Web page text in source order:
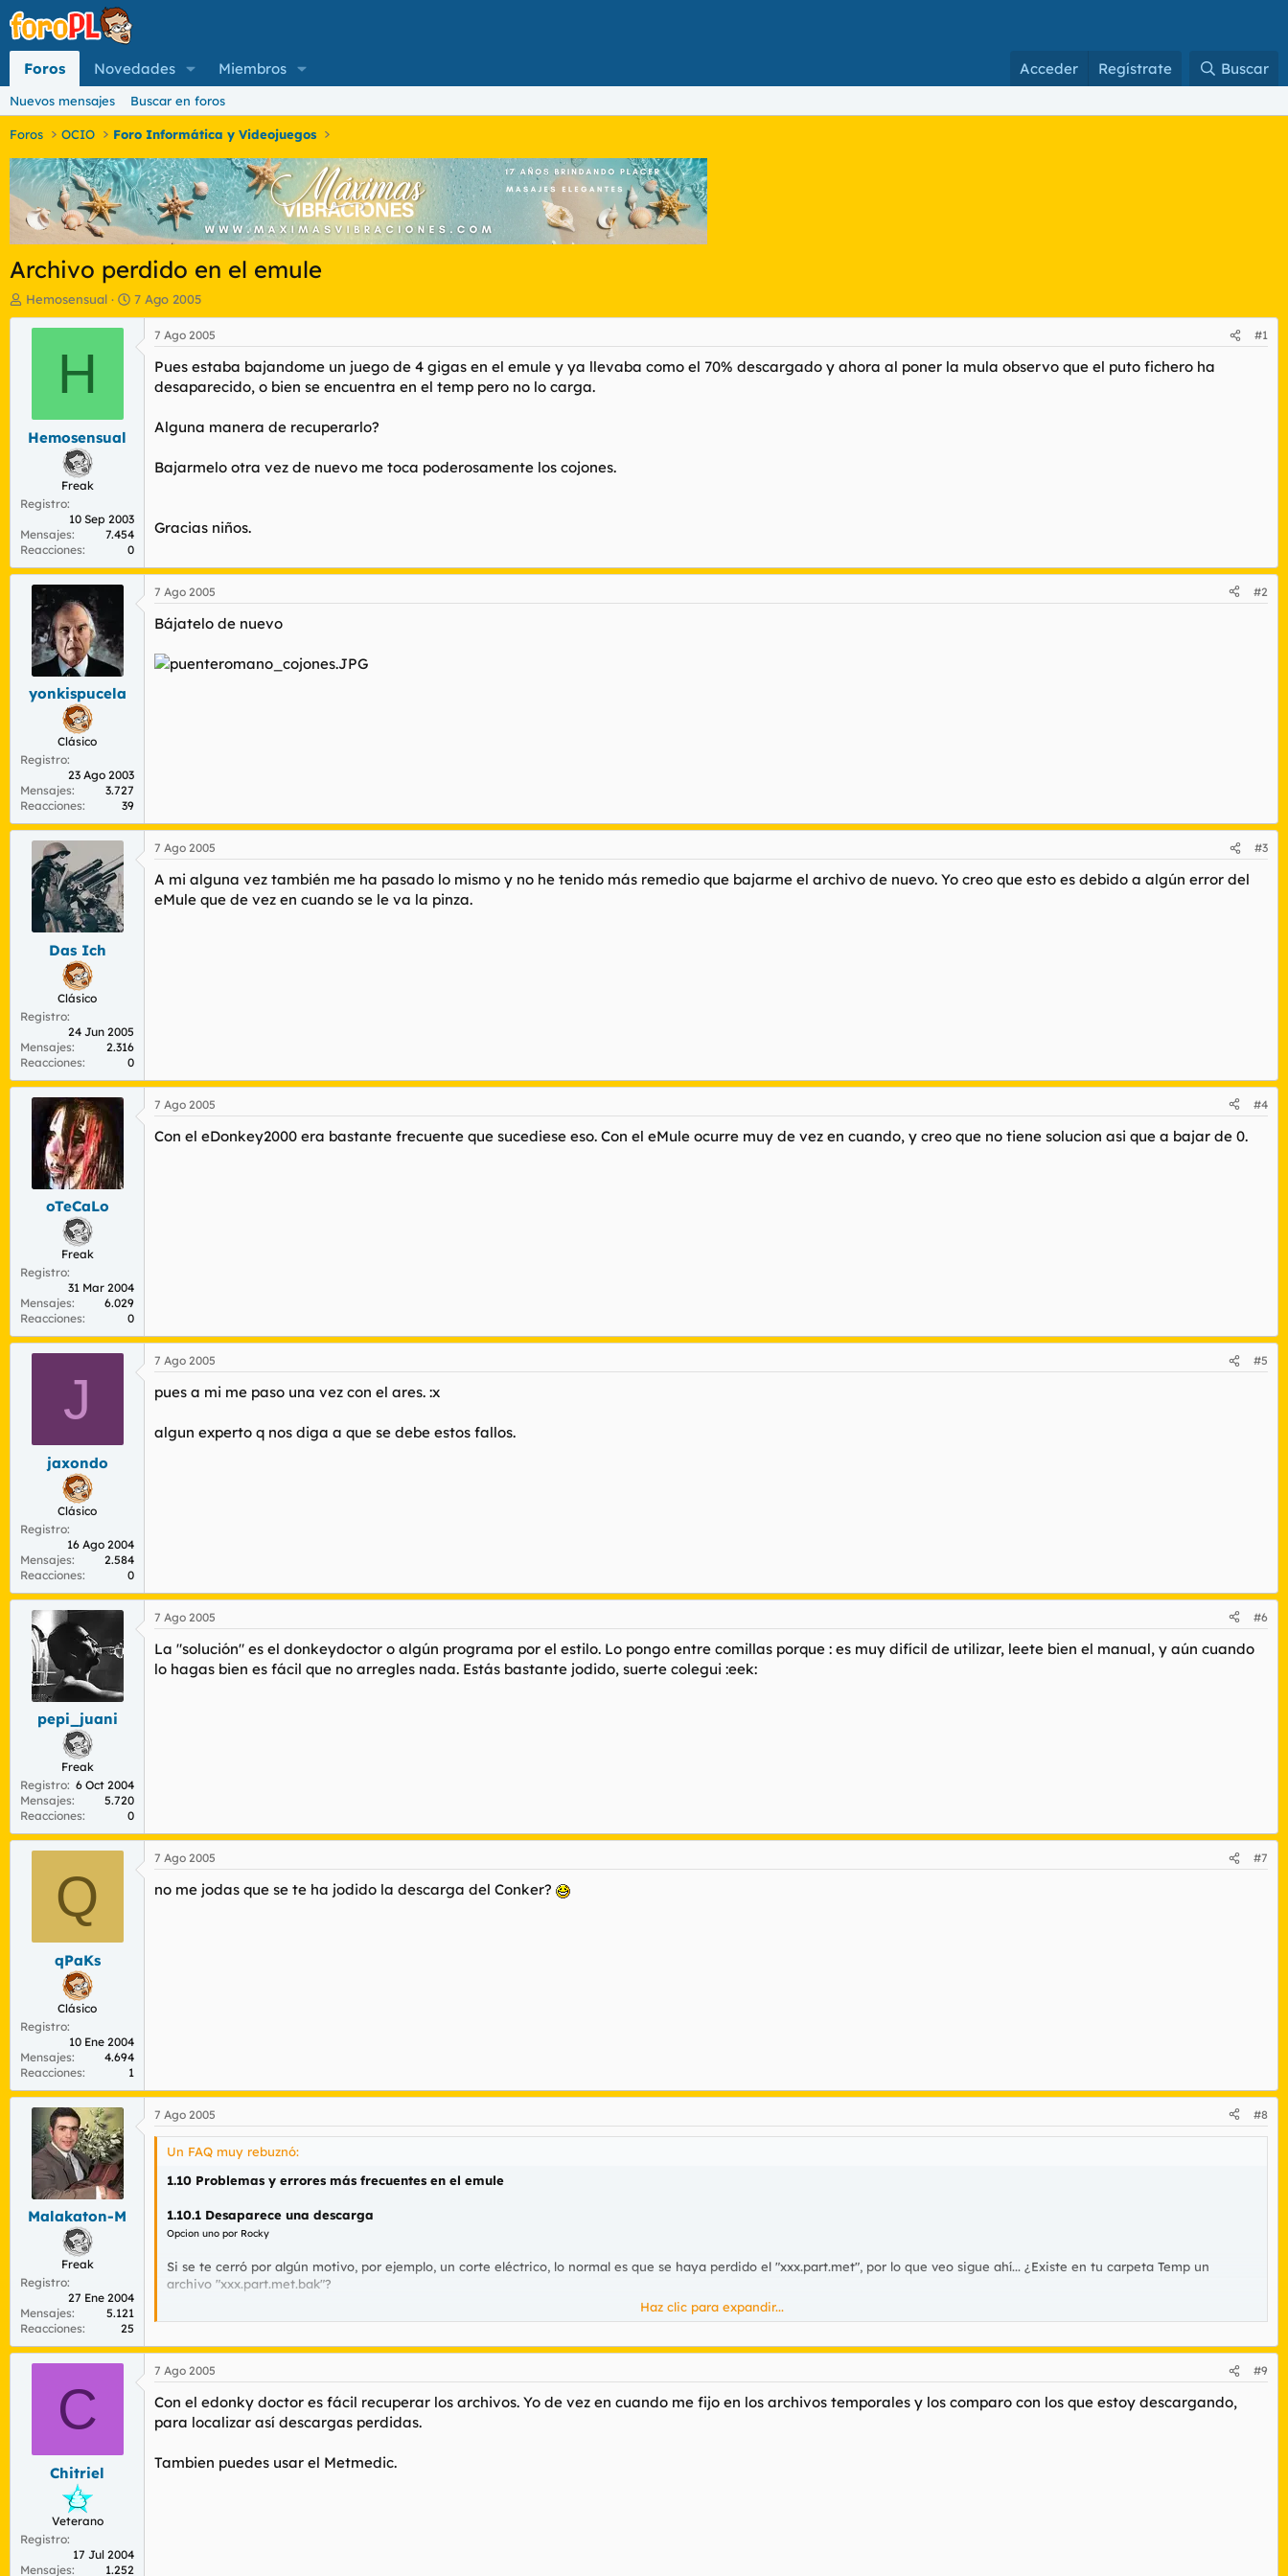
Foros Novedades Miembros Acceder Regístrate Buscar
Nuevos mensajes Buscar en foros
Foros OCIO Foro Informática y Videojuegos
Archivo perdido en el emule
I
n
o
r
t
m
a
Hemosensual
F
e
h
7 Ago 2005
H
Hemosensual
Freak
Registro
10 Sep 2003
Mensajes
7.454
Reacciones
0
7 Ago 2005 #1
Pues estaba bajandome un juego de 4 gigas en el emule y ya llevaba como el 70% descargado y ahora al poner la mula observo que el puto fichero ha
desaparecido, o bien se encuentra en el temp pero no lo carga.
Alguna manera de recuperarlo?
Bajarmelo otra vez de nuevo me toca poderosamente los cojones.
Gracias niños.
yonkispucela
Clásico
Registro
23 Ago 2003
Mensajes
3.727
Reacciones
39
7 Ago 2005 #2
Bájatelo de nuevo
Das Ich
Clásico
Registro
24 Jun 2005
Mensajes
2.316
Reacciones
0
7 Ago 2005 #3
A mi alguna vez también me ha pasado lo mismo y no he tenido más remedio que bajarme el archivo de nuevo. Yo creo que esto es debido a algún error del
eMule que de vez en cuando se le va la pinza.
oTeCaLo
Freak
Registro
31 Mar 2004
Mensajes
6.029
Reacciones
0
7 Ago 2005 #4
Con el eDonkey2000 era bastante frecuente que sucediese eso. Con el eMule ocurre muy de vez en cuando, y creo que no tiene solucion asi que a bajar de 0.
J
jaxondo
Clásico
Registro
16 Ago 2004
Mensajes
2.584
Reacciones
0
7 Ago 2005 #5
pues a mi me paso una vez con el ares. :x
algun experto q nos diga a que se debe estos fallos.
pepi_juani
Freak
Registro 6 Oct 2004
Mensajes
5.720
Reacciones
0
7 Ago 2005 #6
La "solución" es el donkeydoctor o algún programa por el estilo. Lo pongo entre comillas porque : es muy difícil de utilizar, leete bien el manual, y aún cuando
lo hagas bien es fácil que no arregles nada. Estás bastante jodido, suerte colegui :eek:
Q
qPaKs
Clásico
Registro
10 Ene 2004
Mensajes
4.694
Reacciones
1
7 Ago 2005 #7
no me jodas que se te ha jodido la descarga del Conker?
Malakaton-M
Freak
Registro
27 Ene 2004
Mensajes
5.121
Reacciones
25
7 Ago 2005 #8
Un FAQ muy rebuznó:
1.10 Problemas y errores más frecuentes en el emule
1.10.1 Desaparece una descarga
Opcion uno por Rocky
Si se te cerró por algún motivo, por ejemplo, un corte eléctrico, lo normal es que se haya perdido el "xxx.part.met", por lo que veo sigue ahí... ¿Existe en tu carpeta Temp un
archivo "xxx.part.met.bak"?
Si existe ese archivo "xxx.part.met.bak", con el eMule cerrado, haz esto.
* Haz copia de seguridad del xxx.part.met y xxx.part.met.bak
* Borra ese xxx.part.met (¡ojo!, el xxx.part no)
* Renombra el xxx.part.met.bak > como xxx.part.met (es decir, quítale el .bak)
* Inicia el eMule y la descarga debería de estar descargando de nuevo.
* Cierra eMule
Haz clic para expandir...
C
Chitriel
Veterano
Registro
17 Jul 2004
Mensajes
1.252
7 Ago 2005 #9
Con el edonky doctor es fácil recuperar los archivos. Yo de vez en cuando me fijo en los archivos temporales y los comparo con los que estoy descargando,
para localizar así descargas perdidas.
Tambien puedes usar el Metmedic.